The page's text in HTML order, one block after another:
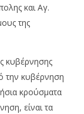
και Αγ.
της
κυβέρνησης
την κυβέρνηση
κρούσματα
είναι τα